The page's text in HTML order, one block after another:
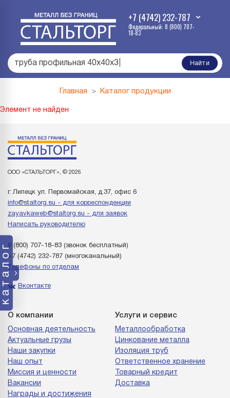
+7 (4742) 232-787
Федеральный: 8 (800) 707-
18-83
труба профильная 40х40х3 Найти
каталог
Главная Каталог продукции
Элемент не найден
ООО «СТАЛЬТОРГ», © 2026
г. Липецк ул. Первомайская, д.37, офис 6
info@staltorg.su - для корреспонденции
zayavkaweb@staltorg.su - для заявок
Написать руководителю
8 (800) 707-18-83 (звонок бесплатный)
+7 (4742) 232-787 (многоканальный)
Телефоны по отделам
Вконтакте
О компании
Основная деятельность
Актуальные грузы
Наши закупки
Наш опыт
Миссия и ценности
Вакансии
Награды и достижения
Услуги и сервис
Металлообработка
Цинкование металла
Изоляция труб
Ответственное хранение
Товарный кредит
Доставка